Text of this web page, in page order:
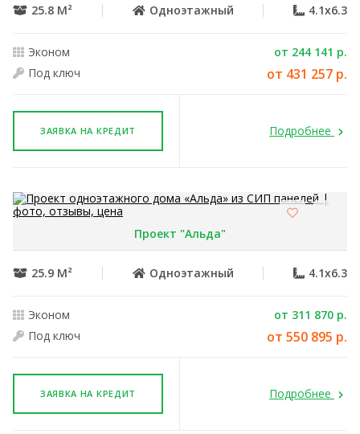
25.8 М² Одноэтажный 4.1x6.3
Эконом
от 244 141 р.
Под ключ
от 431 257 р.
ЗАЯВКА НА КРЕДИТ Подробнее
Проект "Альда"
25.9 М² Одноэтажный 4.1x6.3
Эконом
от 311 870 р.
Под ключ
от 550 895 р.
ЗАЯВКА НА КРЕДИТ Подробнее